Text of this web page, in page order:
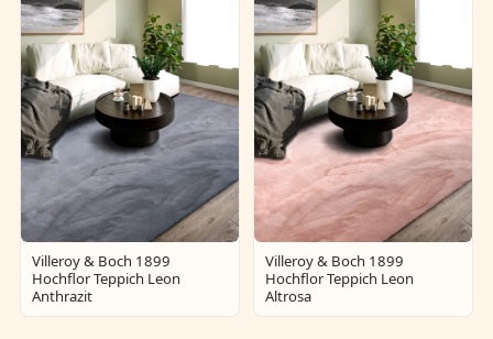
Villeroy & Boch 1899
Hochflor Teppich Leon
Anthrazit
Villeroy & Boch 1899
Hochflor Teppich Leon
Altrosa